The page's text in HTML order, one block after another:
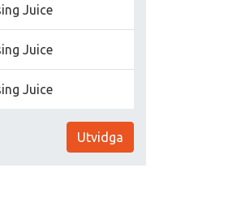
Juice
Juice
Juice
Utvidga